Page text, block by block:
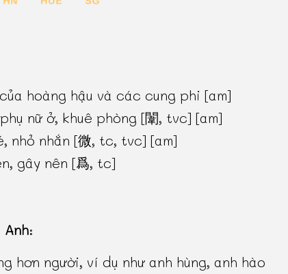
hoàng hậu và các cung phi [am]
nữ ở, khuê phòng [闈, tvc] [am]
nhỏ nhắn [微, tc, tvc] [am]
gây nên [爲, tc]
Anh:
hơn người, ví dụ như anh hùng, anh hào